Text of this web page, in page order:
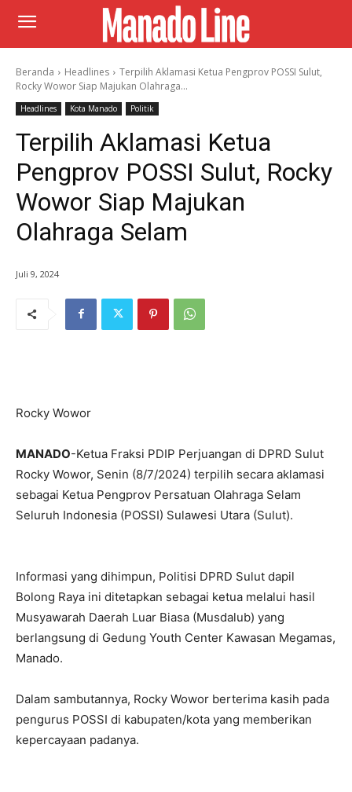
Beranda Headlines
Terpilih Aklamasi Ketua Pengprov POSSI Sulut,
Rocky Wowor Siap Majukan Olahraga...
Headlines Kota Manado Politik
Terpilih Aklamasi Ketua
Pengprov POSSI Sulut, Rocky
Wowor Siap Majukan
Olahraga Selam
Juli 9, 2024
Rocky Wowor
MANADO-Ketua Fraksi PDIP Perjuangan di DPRD Sulut
Rocky Wowor, Senin (8/7/2024) terpilih secara aklamasi
sebagai Ketua Pengprov Persatuan Olahraga Selam
Seluruh Indonesia (POSSI) Sulawesi Utara (Sulut).
Informasi yang dihimpun, Politisi DPRD Sulut dapil
Bolong Raya ini ditetapkan sebagai ketua melalui hasil
Musyawarah Daerah Luar Biasa (Musdalub) yang
berlangsung di Gedung Youth Center Kawasan Megamas,
Manado.
Dalam sambutannya, Rocky Wowor berterima kasih pada
pengurus POSSI di kabupaten/kota yang memberikan
kepercayaan padanya.